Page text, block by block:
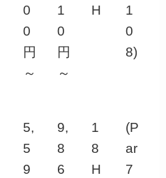
0
0
円
～
1
0
円
～
H
1
0
8)
5,
5
9
9,
8
6
1
8
H
(P
ar
7